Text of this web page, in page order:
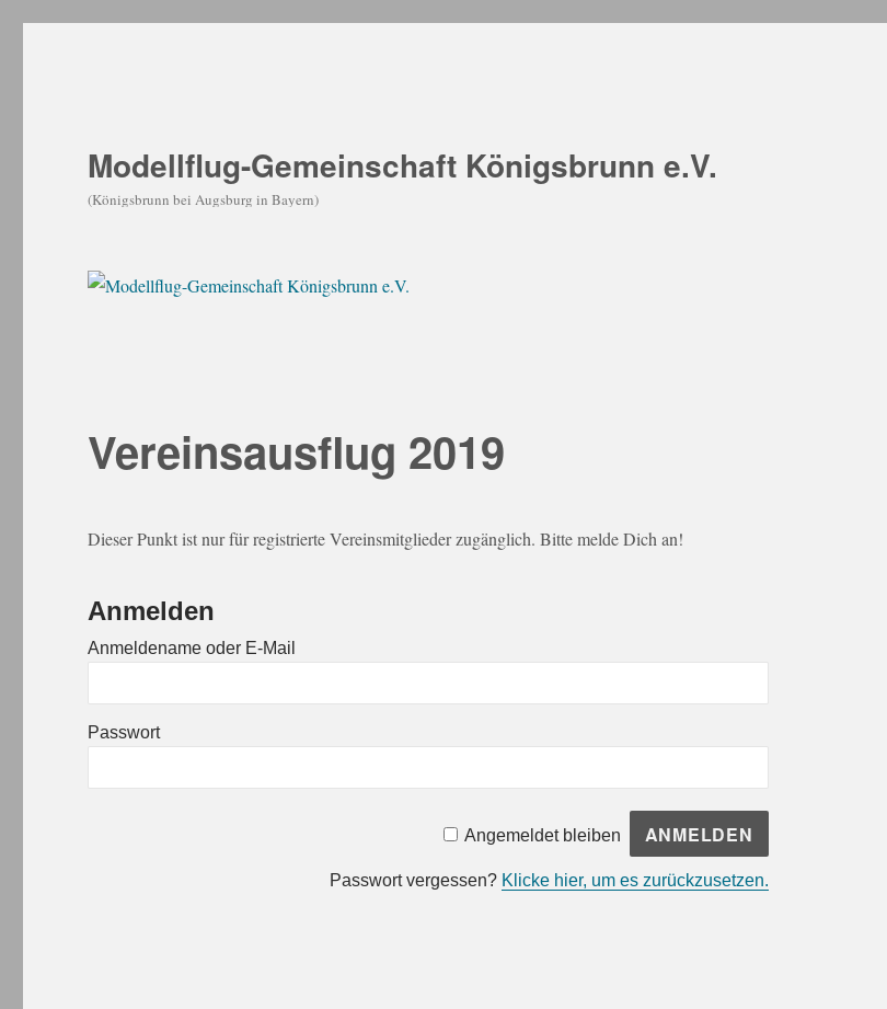
Modellflug-Gemeinschaft Königsbrunn e.V.
(Königsbrunn bei Augsburg in Bayern)
Vereinsausflug 2019
Dieser Punkt ist nur für registrierte Vereinsmitglieder zugänglich. Bitte melde Dich an!
Anmelden
Anmeldename oder E-Mail
Passwort
Angemeldet bleiben
Passwort vergessen? Klicke hier, um es zurückzusetzen.